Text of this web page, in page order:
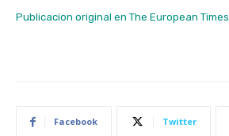
Publicacion original en The European Times
Facebook Twitter